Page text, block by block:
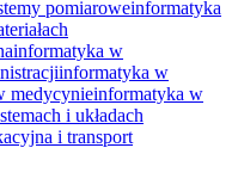
pomiaroweinformatyka
informatyka w
informatyka w
medycynieinformatyka w
i układach
i transport